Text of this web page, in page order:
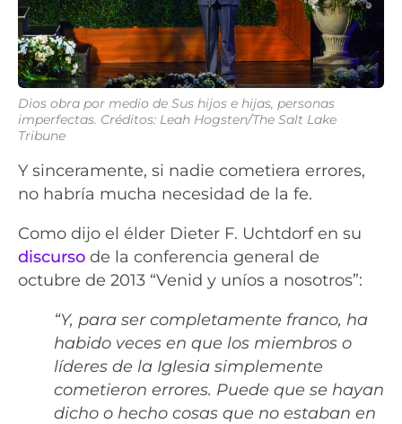
Dios obra por medio de Sus hijos e hijas, personas
imperfectas. Créditos: Leah Hogsten/The Salt Lake
Tribune
Y sinceramente, si nadie cometiera errores,
no habría mucha necesidad de la fe.
Como dijo el élder Dieter F. Uchtdorf en su
discurso de la conferencia general de
octubre de 2013 “Venid y uníos a nosotros”:
“Y, para ser completamente franco, ha
habido veces en que los miembros o
líderes de la Iglesia simplemente
cometieron errores. Puede que se hayan
dicho o hecho cosas que no estaban en